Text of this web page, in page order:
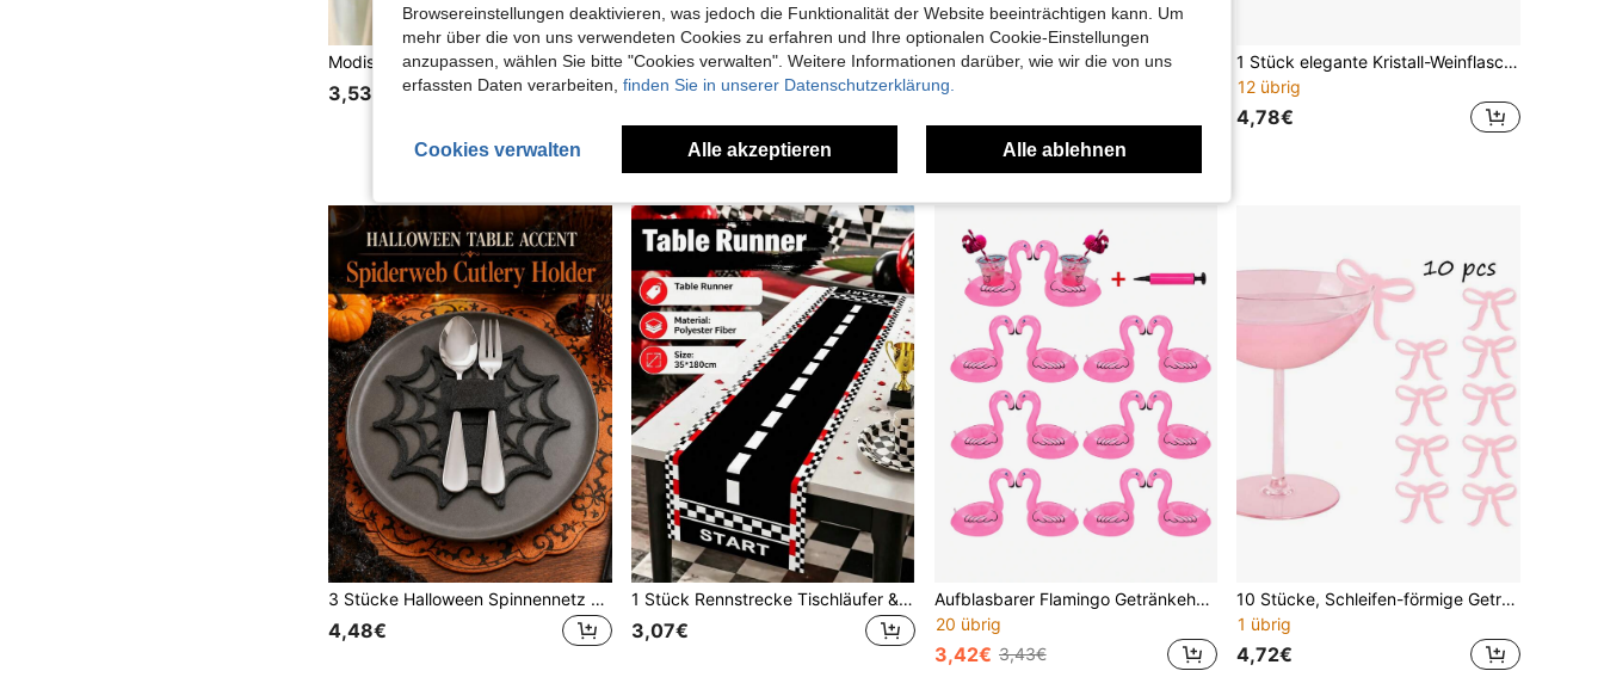
Modischer multifunktionaler Bestseller 10mm Silikon Anti-Staub Kappe, auslaufsicherer Stöpsel, Thermobecher Strohhalm Zubehör, Party Geschirr Dekoration, Strohhalm Stöpsel, Strohhalm Anti-Staub Abdeckung, Schutzhülle
3,53€
Acryl Schmetterling Weinglas Dekorationen - Geeignet für Hochzeit, Geburtstagsparty, elegante Sektglas Karten, Party Getränke Marker, Hochzeitsgeschenke, Geburtstagsdekoration
11 übrig
andere Händler
5,02€
Viele Stammkunden
1 Stück elegante Kristall-Weinflaschen-Hängedekoration, Weinflaschen-Verschluss-Quaste, Hochzeits- und Verlobungs-Tischdekoration, metallisch glänzendes Tischornament mit Tropfenform und Perlenakzenten, geeignet für Weihnachten, Valentinstag, Thanksgiving, Neujahr - perfekte Wahl für Zuhause, Restaurant und Partydekoration - luxuriöse Geschenkidee, Weindekoration, Feier-Accessoire
12 übrig
4,78€
3 Stücke Halloween Spinnennetz Besteckaufbewahrungstaschen, schwarze Bestecktaschen, gruseliger Besteckorganizer, geeignet für Geister-Dinnerparty Gothic Tischdekoration, Feiertagsdekoration, Besteck nicht enthalten
4,48€
1 Stück Rennstrecke Tischläufer & Spielmatte, Polyester Material, Schwarz-Weiß kariertes Startlinien Muster, geeignet für Geburtstagsfeier, Esstisch, Spielzimmer und Innen-/Außenbereich Heimdekoration, mehrere Größen erhältlich, Raumdekoration, Herbst Heimdekoration
3,07€
Aufblasbarer Flamingo Getränkehalter, Poolparty Zubehör, Sommer Schwimmender Becherhalter, Outdoor Getränkehalter, Cocktailparty Essential, Poolside Getränke Schwimmkörper, Wiederverwendbarer aufblasbarer Flamingo Becherhalter, Bunte Poolparty Requisite
20 übrig
3,42€ 3,43€
10 Stücke, Schleifen-förmige Getränke-Markierer, wiederverwendbar für Geburtstag, Hochzeit, DIY Basteln und Geschenkpartys - elegantes, federfreies Design, leicht zu reinigen, multifunktionales Zubehör, Party Dekorations-Artikel
1 übrig
4,72€
Browsereinstellungen deaktivieren, was jedoch die Funktionalität der Website beeinträchtigen kann. Um
mehr über die von uns verwendeten Cookies zu erfahren und Ihre optionalen Cookie-Einstellungen
anzupassen, wählen Sie bitte "Cookies verwalten". Weitere Informationen darüber, wie wir die von uns
erfassten Daten verarbeiten, finden Sie in unserer Datenschutzerklärung.
Cookies verwalten Alle akzeptieren Alle ablehnen